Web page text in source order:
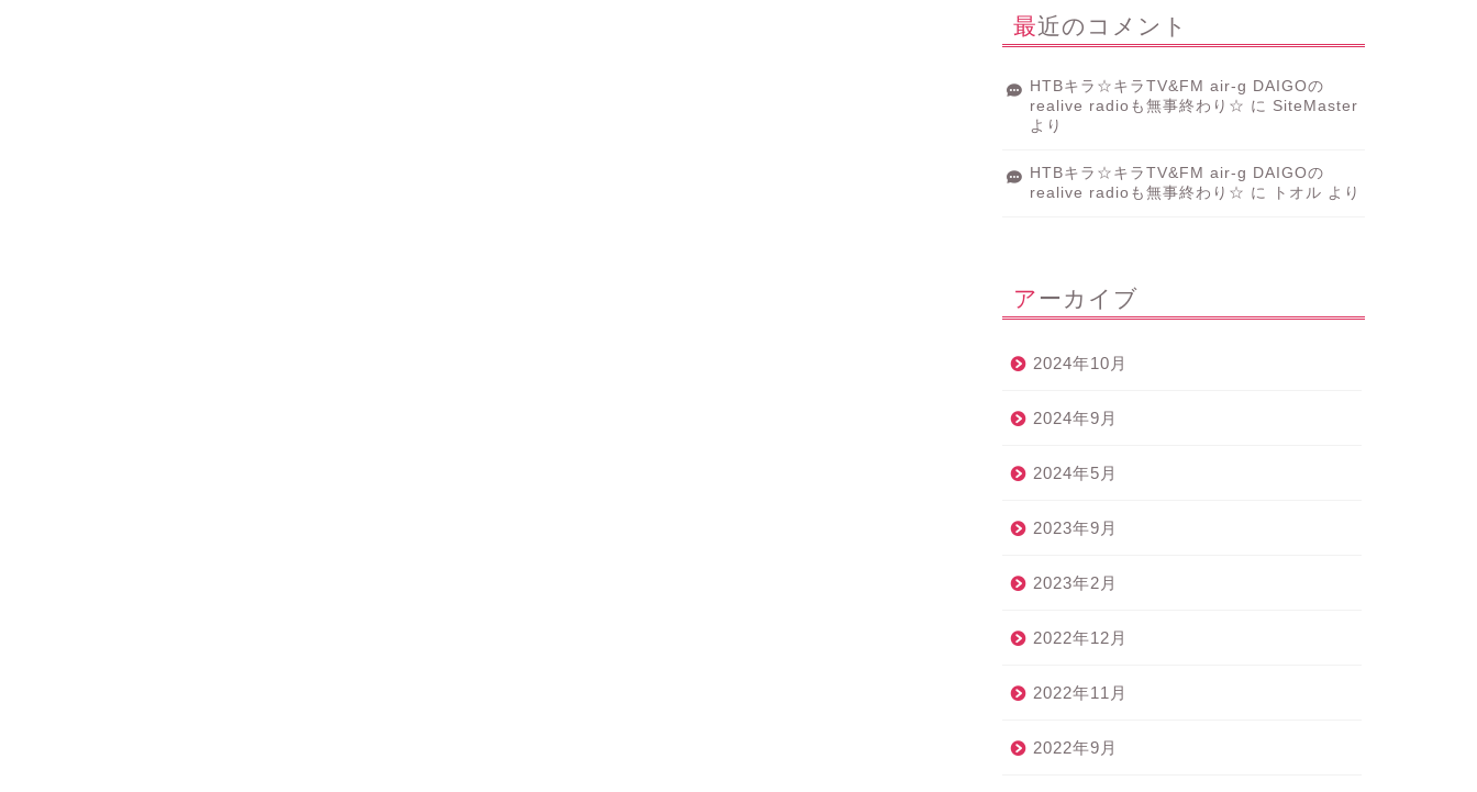
最近のコメント
HTBキラ☆キラTV&FM air-g DAIGOの
realive radioも無事終わり☆ に SiteMaster
より
HTBキラ☆キラTV&FM air-g DAIGOの
realive radioも無事終わり☆ に トオル より
アーカイブ
2024年10月
2024年9月
2024年5月
2023年9月
2023年2月
2022年12月
2022年11月
2022年9月